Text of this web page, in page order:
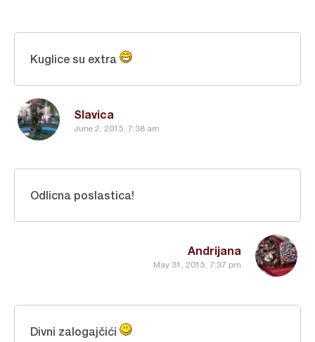
Slavica
June 2, 2015, 7:38 am
Kuglice su extra
Andrijana
May 31, 2015, 7:37 pm
Odlicna poslastica!
Divni zalogajčići